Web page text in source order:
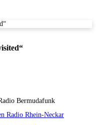
Radio Rhein-Neckar